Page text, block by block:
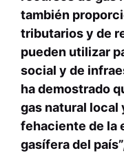
también
tributarios y de
pueden utilizar
social y de
ha demostrado
gas natural local
fehaciente de la
gasífera del